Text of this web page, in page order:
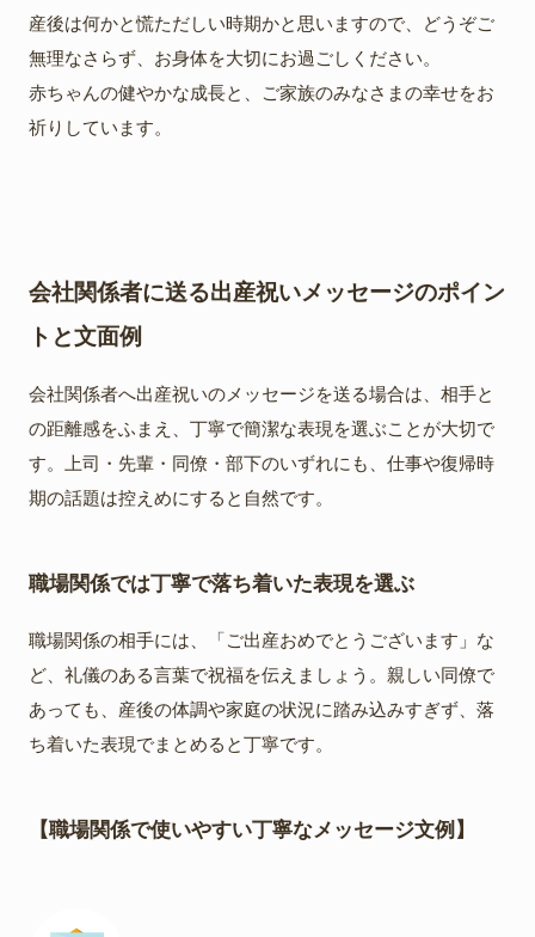
産後は何かと慌ただしい時期かと思いますので、どうぞご
無理なさらず、お身体を大切にお過ごしください。
赤ちゃんの健やかな成長と、ご家族のみなさまの幸せをお
祈りしています。
会社関係者に送る出産祝いメッセージのポイン
トと文面例
会社関係者へ出産祝いのメッセージを送る場合は、相手と
の距離感をふまえ、丁寧で簡潔な表現を選ぶことが大切で
す。上司・先輩・同僚・部下のいずれにも、仕事や復帰時
期の話題は控えめにすると自然です。
職場関係では丁寧で落ち着いた表現を選ぶ
職場関係の相手には、「ご出産おめでとうございます」な
ど、礼儀のある言葉で祝福を伝えましょう。親しい同僚で
あっても、産後の体調や家庭の状況に踏み込みすぎず、落
ち着いた表現でまとめると丁寧です。
【職場関係で使いやすい丁寧なメッセージ文例】